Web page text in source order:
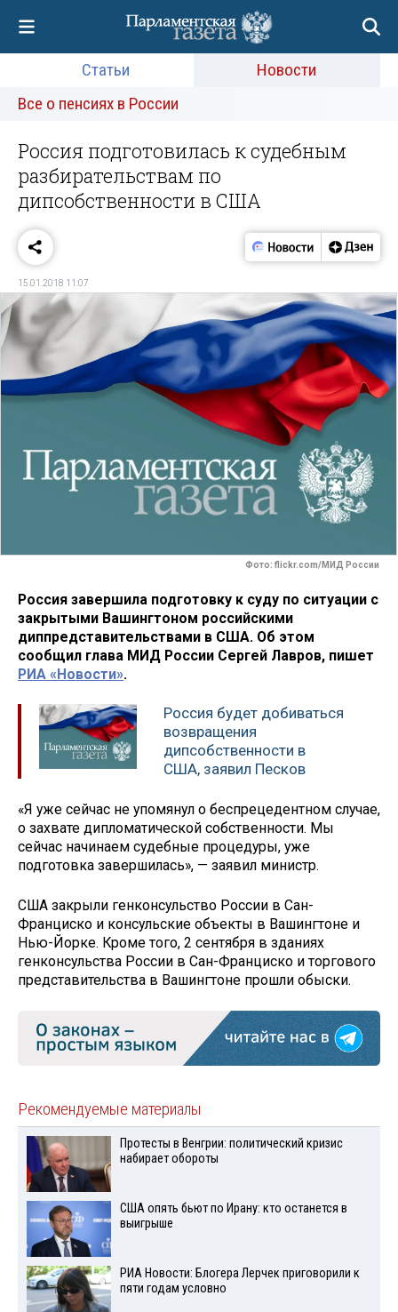
Статьи
Новости
Все о пенсиях в России
Россия подготовилась к судебным
разбирательствам по
дипсобственности в США
15.01.2018 11:07
Фото: flickr.com/МИД России
Россия завершила подготовку к суду по ситуации с
закрытыми Вашингтоном российскими
диппредставительствами в США. Об этом
сообщил глава МИД России Сергей Лавров, пишет
РИА «Новости».
Россия будет добиваться
возвращения
дипсобственности в
США, заявил Песков
«Я уже сейчас не упомянул о беспрецедентном случае,
о захвате дипломатической собственности. Мы
сейчас начинаем судебные процедуры, уже
подготовка завершилась», — заявил министр.
США закрыли генконсульство России в Сан-
Франциско и консульские объекты в Вашингтоне и
Нью-Йорке. Кроме того, 2 сентября в зданиях
генконсульства России в Сан-Франциско и торгового
представительства в Вашингтоне прошли обыски.
Рекомендуемые материалы
Протесты в Венгрии: политический кризис
набирает обороты
США опять бьют по Ирану: кто останется в
выигрыше
РИА Новости: Блогера Лерчек приговорили к
пяти годам условно